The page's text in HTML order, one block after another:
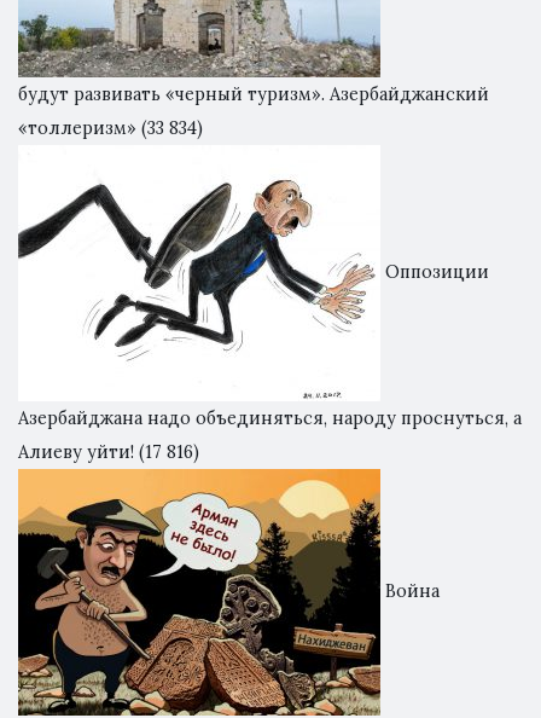
будут развивать «черный туризм». Азербайджанский
«толлеризм» (33 834)
Оппозиции
Азербайджана надо объединяться, народу проснуться, а
Алиеву уйти! (17 816)
Война